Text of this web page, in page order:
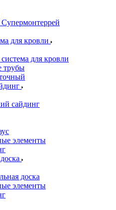
для кровли
для кровли
трубы
сайдинг
элементы
доска
элементы